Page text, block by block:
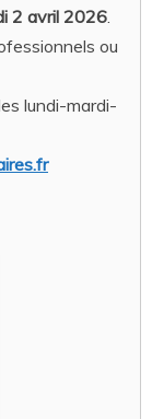
2 avril 2026.
ou
lundi-mardi-